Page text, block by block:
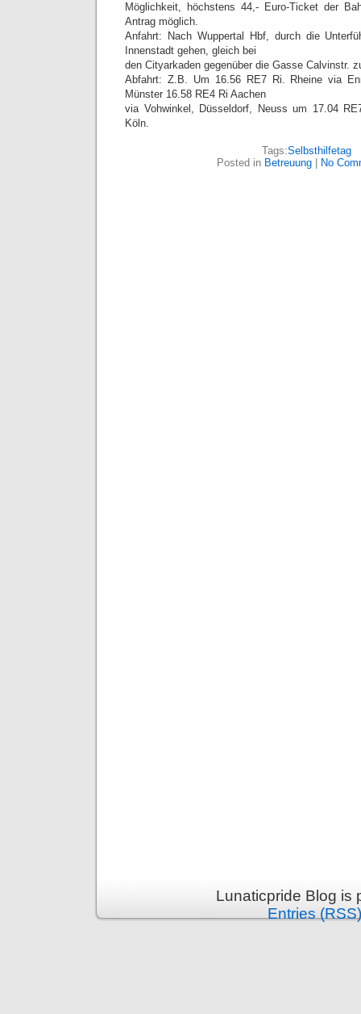
Möglichkeit, höchstens 44,- Euro-Ticket der
Antrag möglich.
Anfahrt: Nach Wuppertal Hbf, durch die
Innenstadt gehen, gleich bei
den Cityarkaden gegenüber die Gasse Calvinstr.
Abfahrt: Z.B. Um 16.56 RE7 Ri. Rheine via
Münster 16.58 RE4 Ri Aachen
via Vohwinkel, Düsseldorf, Neuss um 17.04
Köln.
Tags:Selbsthilfetag
Posted in Betreuung| No
Lunaticpride Blog is
Entries (RSS)